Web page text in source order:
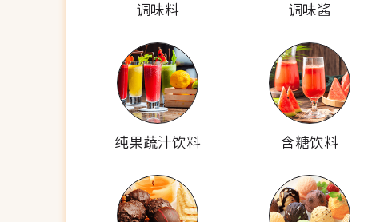
调味料 调味酱
纯果蔬汁饮料 含糖饮料